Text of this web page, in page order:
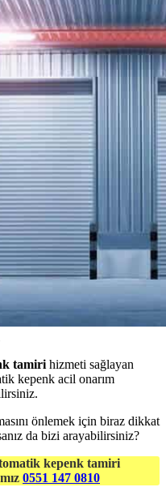
tamiri hizmeti sağlayan
kepenk acil onarım
önlemek için biraz dikkat
da bizi arayabilirsiniz?
kepenk tamiri
0551 147 0810